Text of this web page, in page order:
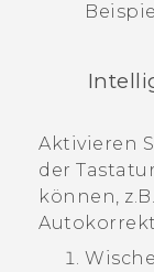
Aktivieren
der
können,